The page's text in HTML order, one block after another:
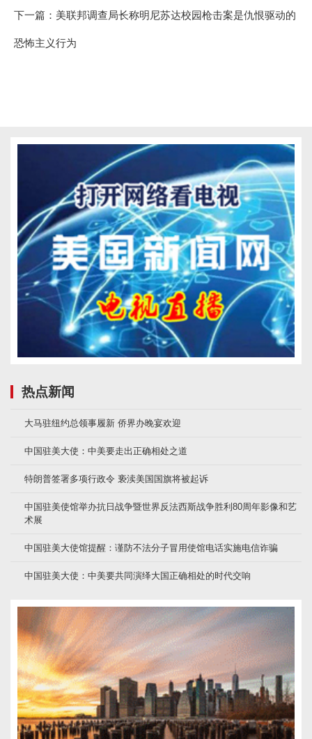
下一篇： 美联邦调查局长称明尼苏达校园枪击案是仇恨驱动的
恐怖主义行为
热点新闻
大马驻纽约总领事履新 侨界办晚宴欢迎
中国驻美大使：中美要走出正确相处之道
特朗普签署多项行政令 亵渎美国国旗将被起诉
中国驻美使馆举办抗日战争暨世界反法西斯战争胜利80周年影像和艺
术展
中国驻美大使馆提醒：谨防不法分子冒用使馆电话实施电信诈骗
中国驻美大使：中美要共同演绎大国正确相处的时代交响